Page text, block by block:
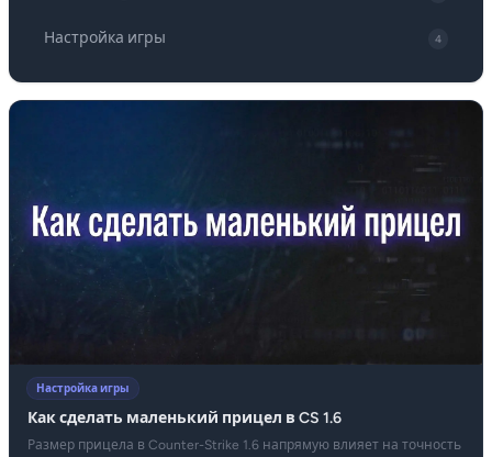
Настройка игры 4
Настройка игры
Как сделать маленький прицел в CS 1.6
Размер прицела в Counter-Strike 1.6 напрямую влияет на точность